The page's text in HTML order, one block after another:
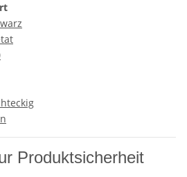
Produktsicherheit